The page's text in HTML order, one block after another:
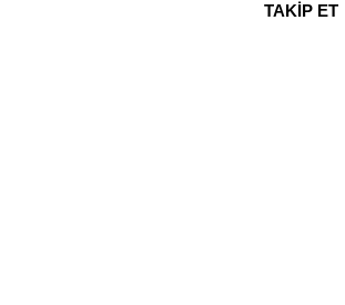
TAKİP ET